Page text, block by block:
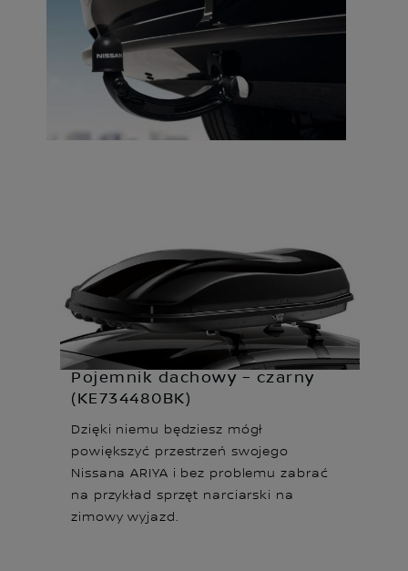
Pojemnik dachowy – czarny
(KE734480BK)
Dzięki niemu będziesz mógł
powiększyć przestrzeń swojego
Nissana ARIYA i bez problemu zabrać
na przykład sprzęt narciarski na
zimowy wyjazd.